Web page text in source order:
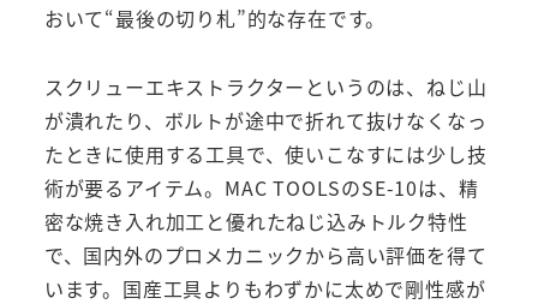
おいて“最後の切り札”的な存在です。
スクリューエキストラクターというのは、ねじ山
が潰れたり、ボルトが途中で折れて抜けなくなっ
たときに使用する工具で、使いこなすには少し技
術が要るアイテム。MAC TOOLSのSE-10は、精
密な焼き入れ加工と優れたねじ込みトルク特性
で、国内外のプロメカニックから高い評価を得て
います。国産工具よりもわずかに太めで剛性感が